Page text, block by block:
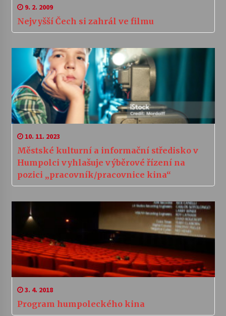
9. 2. 2009
Nejvyšší Čech si zahrál ve filmu
10. 11. 2023
Městské kulturní a informační středisko v
Humpolci vyhlašuje výběrové řízení na
pozici „pracovník/pracovnice kina“
3. 4. 2018
Program humpoleckého kina